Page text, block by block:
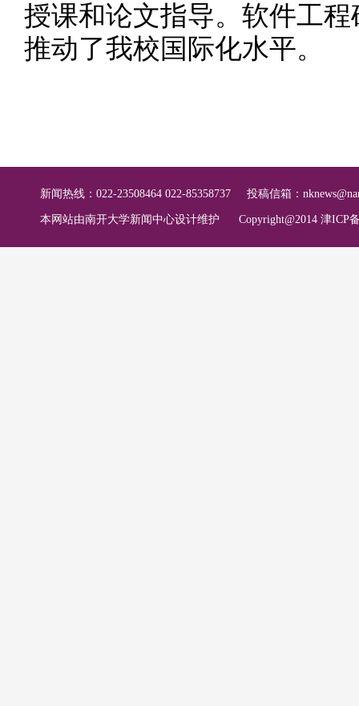
授课和论文指导。软件工
推动了我校国际化水平。
新闻热线：022-23508464 022-85358737 投稿信箱：
本网站由南开大学新闻中心设计维护 Copyright@2014 津ICP